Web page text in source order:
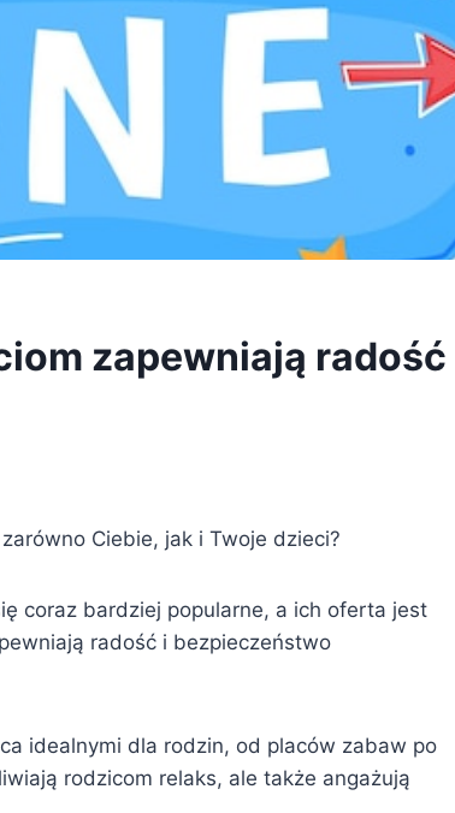
zapewniają radość
Ciebie, jak i Twoje dzieci?
coraz bardziej popularne, a ich oferta jest
radość i bezpieczeństwo
idealnymi dla rodzin, od placów zabaw po
rodzicom relaks, ale także angażują